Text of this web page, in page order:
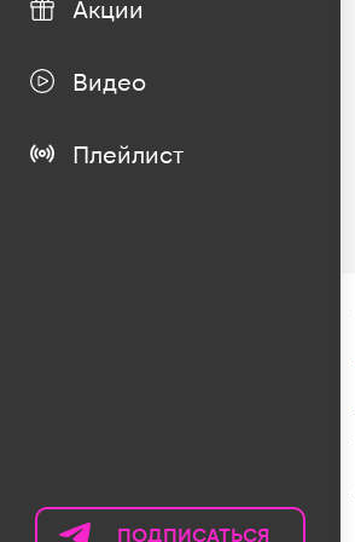
Акции
Видео
Плейлист
ПОДПИСАТЬСЯ